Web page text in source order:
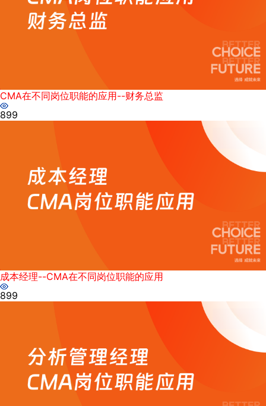
CMA在不同岗位职能的应用--财务总监
899
成本经理--CMA在不同岗位职能的应用
899